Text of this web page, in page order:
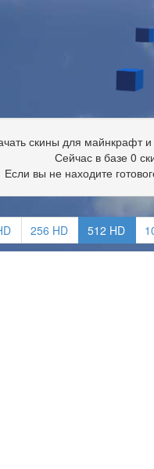
скины для майнкрафти
Сейчас в базе 0
Если вы не находите
256 HD 512 HD